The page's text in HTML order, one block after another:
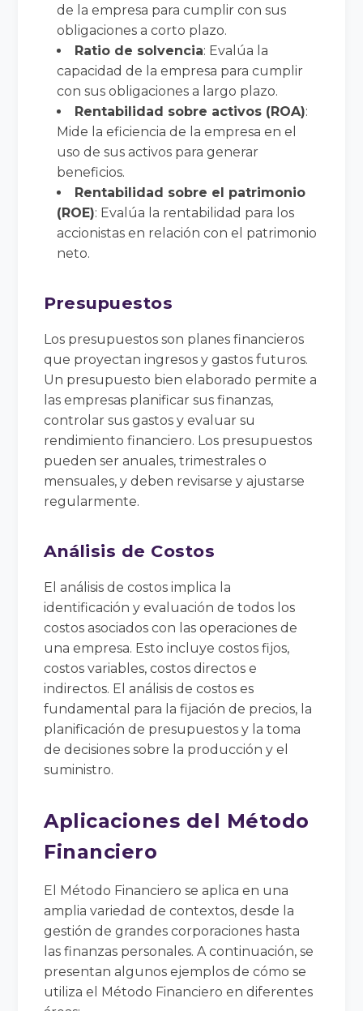
de la empresa para cumplir con sus
obligaciones a corto plazo.
Ratio de solvencia: Evalúa la
capacidad de la empresa para cumplir
con sus obligaciones a largo plazo.
Rentabilidad sobre activos (ROA):
Mide la eficiencia de la empresa en el
uso de sus activos para generar
beneficios.
Rentabilidad sobre el patrimonio
(ROE): Evalúa la rentabilidad para los
accionistas en relación con el patrimonio
neto.
Presupuestos
Los presupuestos son planes financieros
que proyectan ingresos y gastos futuros.
Un presupuesto bien elaborado permite a
las empresas planificar sus finanzas,
controlar sus gastos y evaluar su
rendimiento financiero. Los presupuestos
pueden ser anuales, trimestrales o
mensuales, y deben revisarse y ajustarse
regularmente.
Análisis de Costos
El análisis de costos implica la
identificación y evaluación de todos los
costos asociados con las operaciones de
una empresa. Esto incluye costos fijos,
costos variables, costos directos e
indirectos. El análisis de costos es
fundamental para la fijación de precios, la
planificación de presupuestos y la toma
de decisiones sobre la producción y el
suministro.
Aplicaciones del Método
Financiero
El Método Financiero se aplica en una
amplia variedad de contextos, desde la
gestión de grandes corporaciones hasta
las finanzas personales. A continuación, se
presentan algunos ejemplos de cómo se
utiliza el Método Financiero en diferentes